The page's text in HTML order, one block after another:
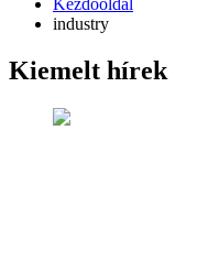
Kezdőoldal
industry
Kiemelt hírek